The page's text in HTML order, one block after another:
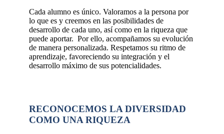
Cada alumno es único. Valoramos a la persona por
lo que es y creemos en las posibilidades de
desarrollo de cada uno, así como en la riqueza que
puede aportar. Por ello, acompañamos su evolución
de manera personalizada. Respetamos su ritmo de
aprendizaje, favoreciendo su integración y el
desarrollo máximo de sus potencialidades.
RECONOCEMOS LA DIVERSIDAD
COMO UNA RIQUEZA